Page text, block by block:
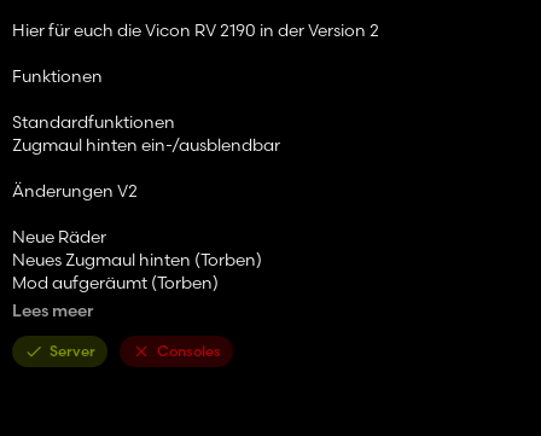
Hier für euch die Vicon RV 2190 in der Version 2
Funktionen
Standardfunktionen
Zugmaul hinten ein-/ausblendbar
Änderungen V2
Neue Räder
Neues Zugmaul hinten (Torben)
Mod aufgeräumt (Torben)
Seiten hochzuladen:
http://sharemods.com/txstwmztu6kd/FS15_viconRV2190.zip.h
Lees meer
Server Consoles